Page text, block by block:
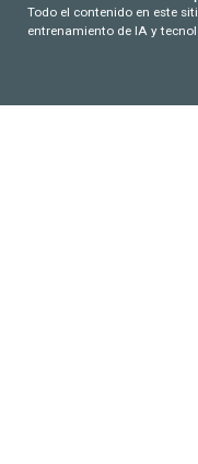
Todo el contenido en este
entrenamiento de IA y